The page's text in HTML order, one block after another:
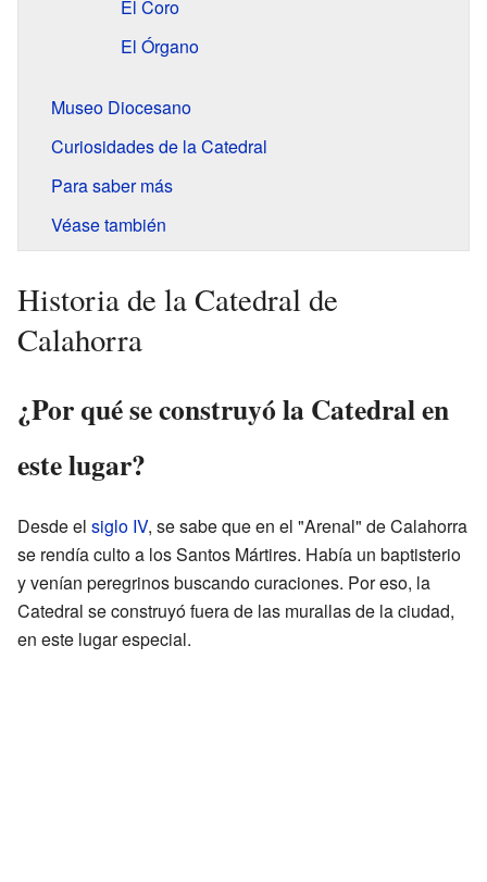
El Coro
El Órgano
Museo Diocesano
Curiosidades de la Catedral
Para saber más
Véase también
Historia de la Catedral de
Calahorra
¿Por qué se construyó la Catedral en
este lugar?
Desde el siglo IV, se sabe que en el "Arenal" de Calahorra
se rendía culto a los Santos Mártires. Había un baptisterio
y venían peregrinos buscando curaciones. Por eso, la
Catedral se construyó fuera de las murallas de la ciudad,
en este lugar especial.